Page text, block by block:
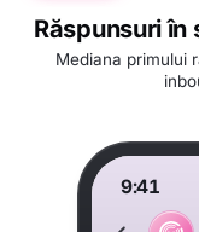
Lina
Tom
OUTBOUND, ÎN
Bună
Lina
Maya
,
coletul tău
rambursarea
Răspunsuri în
Mediana primului
9:41